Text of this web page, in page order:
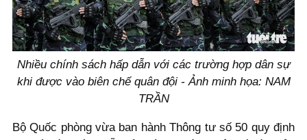
Nhiều chính sách hấp dẫn với các trường hợp dân sự
khi được vào biên chế quân đội - Ảnh minh họa: NAM
TRẦN
Bộ Quốc phòng vừa ban hành Thông tư số 50 quy định